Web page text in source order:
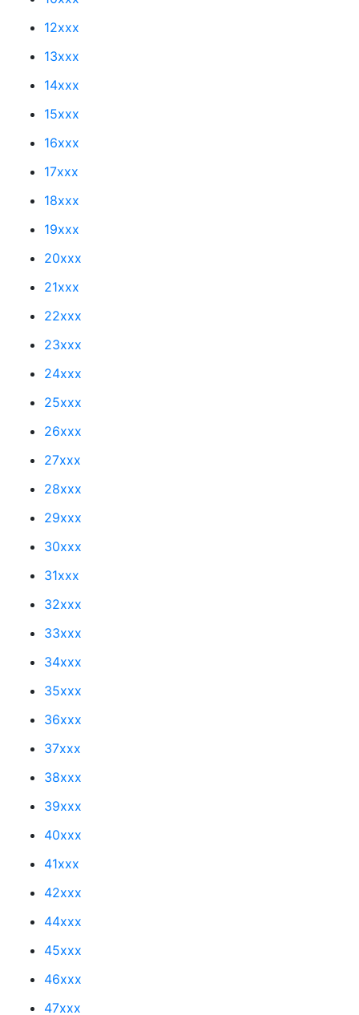
12xxx
13xxx
14xxx
15xxx
16xxx
17xxx
18xxx
19xxx
20xxx
21xxx
22xxx
23xxx
24xxx
25xxx
26xxx
27xxx
28xxx
29xxx
30xxx
31xxx
32xxx
33xxx
34xxx
35xxx
36xxx
37xxx
38xxx
39xxx
40xxx
41xxx
42xxx
44xxx
45xxx
46xxx
47xxx